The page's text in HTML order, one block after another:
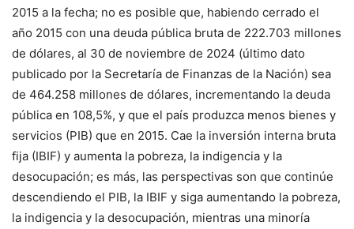
2015 a la fecha; no es posible que, habiendo cerrado el
año 2015 con una deuda pública bruta de 222.703 millones
de dólares, al 30 de noviembre de 2024 (último dato
publicado por la Secretaría de Finanzas de la Nación) sea
de 464.258 millones de dólares, incrementando la deuda
pública en 108,5%, y que el país produzca menos bienes y
servicios (PIB) que en 2015. Cae la inversión interna bruta
fija (IBIF) y aumenta la pobreza, la indigencia y la
desocupación; es más, las perspectivas son que continúe
descendiendo el PIB, la IBIF y siga aumentando la pobreza,
la indigencia y la desocupación, mientras una minoría